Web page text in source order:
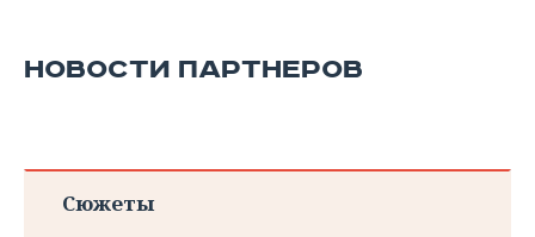
НОВОСТИ ПАРТНЕРОВ
Сюжеты